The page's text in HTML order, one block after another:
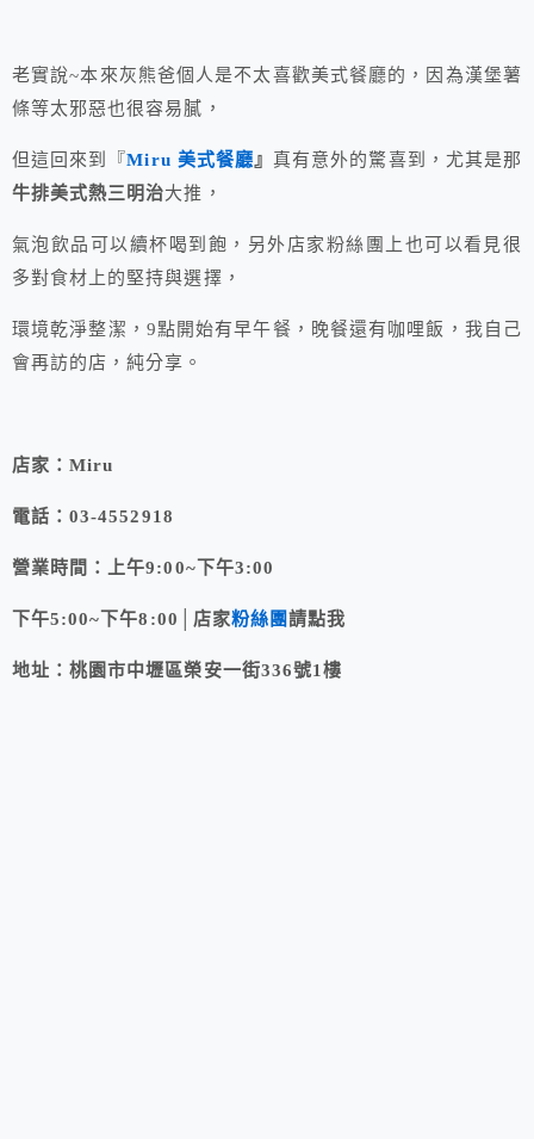
老實說~本來灰熊爸個人是不太喜歡美式餐廳的，因為漢堡薯
條等太邪惡也很容易膩，
但這回來到『Miru 美式餐廳』真有意外的驚喜到，尤其是那
牛排美式熱三明治大推，
氣泡飲品可以續杯喝到飽，另外店家粉絲團上也可以看見很
多對食材上的堅持與選擇，
環境乾淨整潔，9點開始有早午餐，晚餐還有咖哩飯，我自己
會再訪的店，純分享。
店家：Miru
電話：03-4552918
營業時間：上午9:00~下午3:00
下午5:00~下午8:00│ 店家粉絲團請點我
地址：桃園市中壢區榮安一街336號1樓